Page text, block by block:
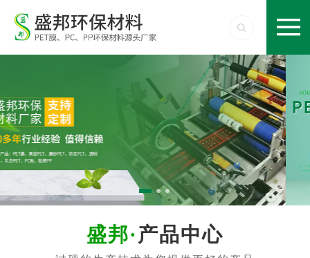
产品中心